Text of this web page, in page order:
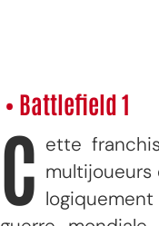
• Battlefield 1
C ette
multijoueurs